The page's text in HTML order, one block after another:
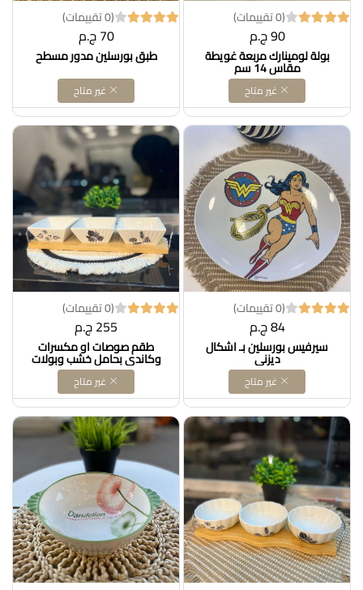
(0 تقييمات)
90 ج.م
بولة لومينارك مربعة غويطة
مقاس 14 سم
غير متاح
(0 تقييمات)
70 ج.م
طبق بورسلين مدور مسطح
غير متاح
(0 تقييمات)
84 ج.م
سيرفيس بورسلين بـ اشكال
ديزني
غير متاح
(0 تقييمات)
255 ج.م
طقم صوصات او مكسرات
وكاندى بحامل خشب وبولات
بورسلين
غير متاح